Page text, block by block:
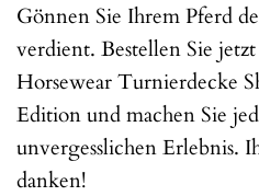
Gönnen Sie Ihrem Pferd
verdient. Bestellen Sie
Horsewear Turnierdecke
Edition und machen Sie
unvergesslichen Erlebnis.
danken!